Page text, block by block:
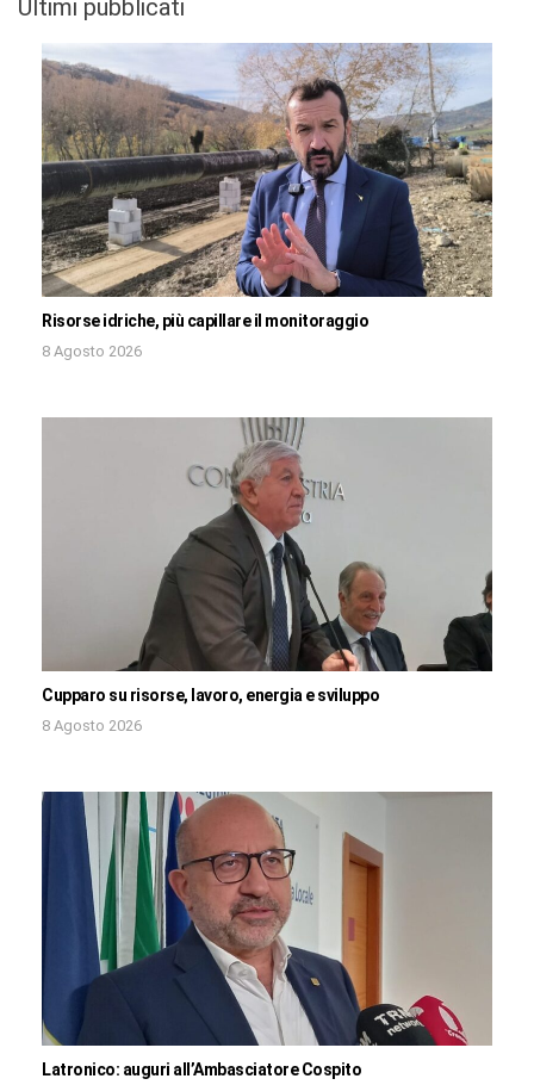
Ultimi pubblicati
Risorse idriche, più capillare il monitoraggio
8 Agosto 2026
Cupparo su risorse, lavoro, energia e sviluppo
8 Agosto 2026
Latronico: auguri all’Ambasciatore Cospito